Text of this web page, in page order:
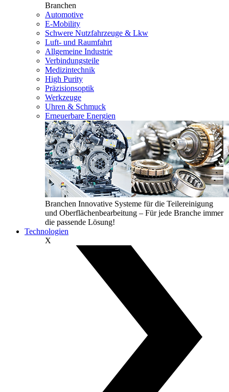
Branchen
Automotive
E-Mobility
Schwere Nutzfahrzeuge & Lkw
Luft- und Raumfahrt
Allgemeine Industrie
Verbindungsteile
Medizintechnik
High Purity
Präzisionsoptik
Werkzeuge
Uhren & Schmuck
Erneuerbare Energien
Branchen Innovative Systeme für die Teilereinigung
und Oberflächenbearbeitung – Für jede Branche immer
die passende Lösung!
Technologien
X